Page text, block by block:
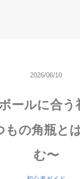
2026/06/10
ールに合
もの角瓶と
む〜